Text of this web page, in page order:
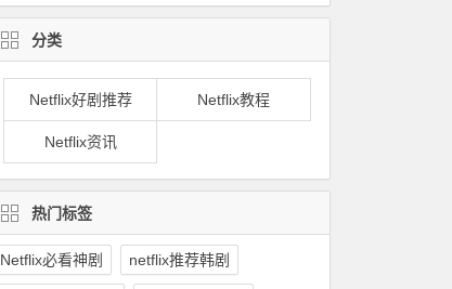
分类
Netflix好剧推荐 Netflix教程
Netflix资讯
热门标签
Netflix必看神剧 netflix推荐韩剧